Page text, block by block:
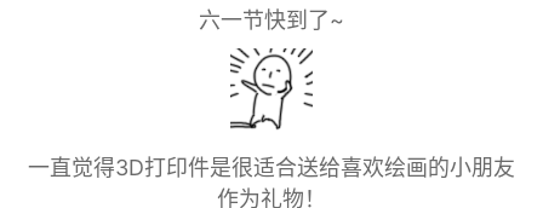
六一节快到了~
一直觉得3D打印件是很适合送给喜欢绘画的小朋友
作为礼物！